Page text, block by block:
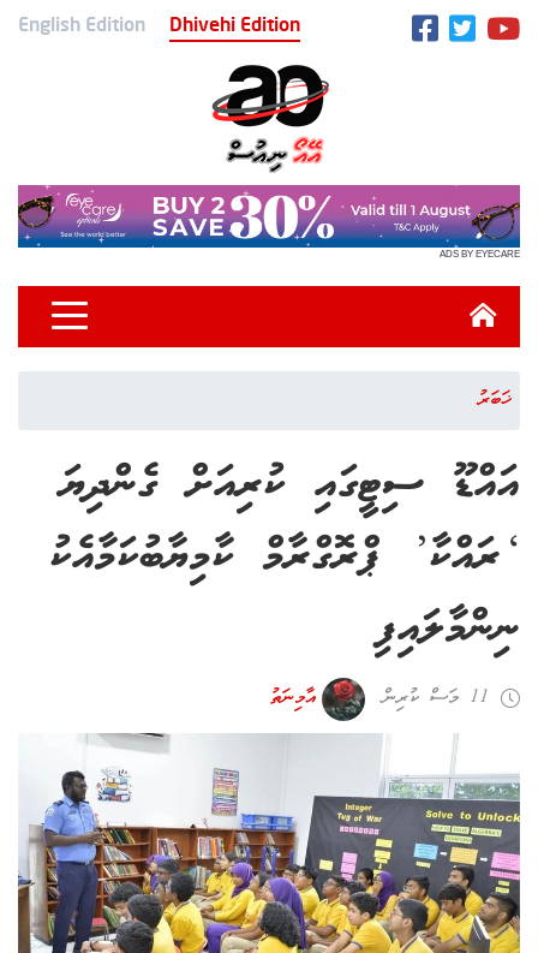
English Edition Dhivehi Edition
ADS BY EYECARE
ޚަބަރު
އައްޑޫ ސިޓީގައި ކުރިއަށް ގެންދިޔަ
‘ރައްކާ’ ޕްރޮގްރާމް ކާމިޔާބުކަމާއެކު
ނިންމާލައިފި
11 މަސް ކުރިން އާމިނަތު